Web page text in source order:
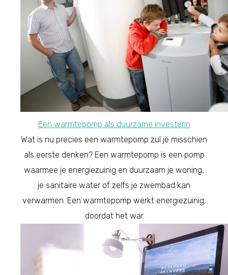
Een warmtepomp als duurzame investerin
Wat is nu precies een warmtepomp zul je misschien
als eerste denken? Een warmtepomp is een pomp
waarmee je energiezuinig en duurzaam je woning,
je sanitaire water of zelfs je zwembad kan
verwarmen. Een warmtepomp werkt energiezuinig,
doordat het war